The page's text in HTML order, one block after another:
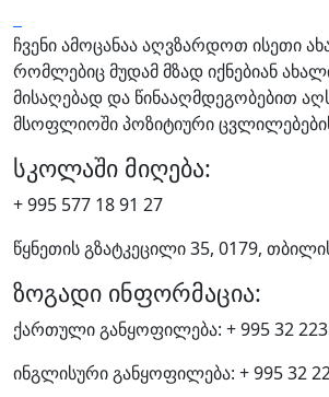
ჩვენი ამოცანაა აღვზარდოთ ისეთი
რომლებიც მუდამ მზად იქნებიან
მისაღებად და წინააღმდეგობებით
მსოფლიოში პოზიტიური
სკოლაში მიღება:
+ 995 577 18 91 27
წყნეთის გზატკეცილი 35, 0179,
ზოგადი ინფორმაცია:
ქართული განყოფილება: + 995 32
ინგლისური განყოფილება: + 995 32